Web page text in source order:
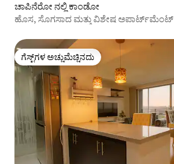
ಚಾಪಿನೆರೋ ನಲ್ಲಿ ಕಾಂಡೋ
ಹೊಸ, ಸೊಗಸಾದ ಮತ್ತು ವಿಶೇಷ ಅಪಾರ್ಟ್‌ಮೆಂಟ್
ಗೆಸ್ಟ್‌ಗಳ ಅಚ್ಚುಮೆಚ್ಚಿನದು
ಗೆಸ್ಟ್‌ಗಳ ಅಚ್ಚುಮೆಚ್ಚಿನದು